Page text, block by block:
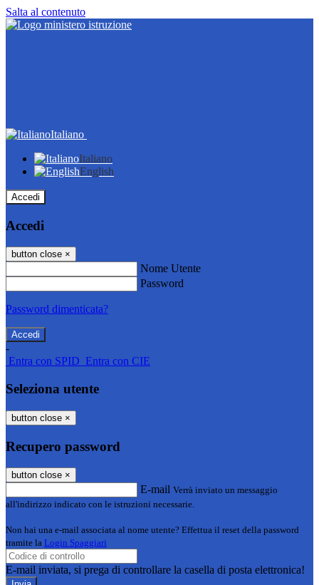
Salta al contenuto
Italiano
Italiano
English
Accedi
Accedi
button close ×
Nome Utente
Password
Password dimenticata?
-
Entra con SPID Entra con CIE
Seleziona utente
button close ×
Recupero password
button close ×
E-mail Verrà inviato un messaggio
all'indirizzo indicato con le istruzioni necessarie.
Non hai una e-mail associata al nome utente? Effettua il reset della password
tramite la Login Spaggiari
E-mail inviata, si prega di controllare la casella di posta elettronica!